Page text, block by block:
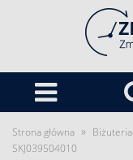
Strona główna » Biżuteria
SKJ039504010